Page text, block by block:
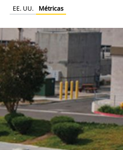
EE. UU. Métricas